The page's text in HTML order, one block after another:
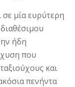
μία ευρύτερη
ήδη
που
και
πενήντα